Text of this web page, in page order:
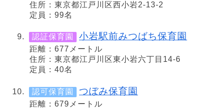
住所：東京都江戸川区西小岩2-13-2
定員：99名
認証保育園 小岩駅前みつばち保育園
距離：677メートル
住所：東京都江戸川区東小岩六丁目14-6
定員：40名
認可保育園 つぼみ保育園
距離：679メートル